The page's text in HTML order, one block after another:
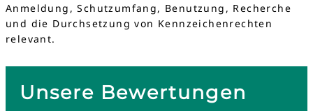
Anmeldung, Schutzumfang, Benutzung, Recherche
und die Durchsetzung von Kennzeichenrechten
relevant.
Unsere Bewertungen